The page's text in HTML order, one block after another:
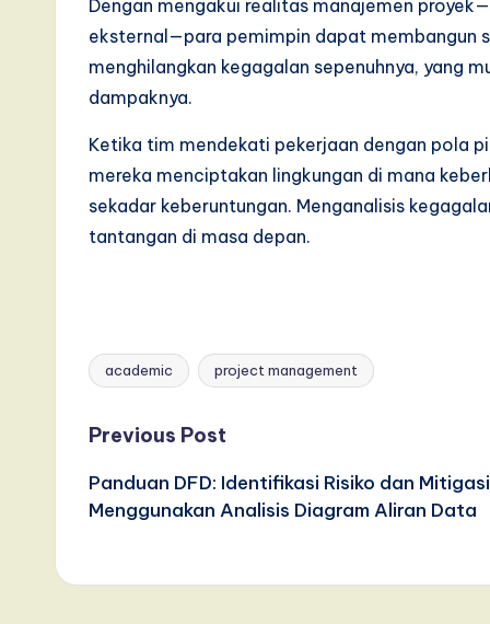
Dengan mengakui realitas manajemen
eksternal—para pemimpin dapat membangun
menghilangkan kegagalan sepenuhnya, yang
dampaknya.
Ketika tim mendekati pekerjaan dengan pola
mereka menciptakan lingkungan di mana
sekadar keberuntungan. Menganalisis
tantangan di masa depan.
Tags:
academic project management
Post
navigation
Previous Post
Panduan DFD: Identifikasi Risiko dan Mitigasi
Menggunakan Analisis Diagram Aliran Data